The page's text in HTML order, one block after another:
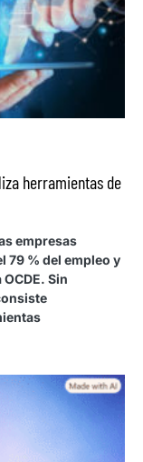
herramientas de
empresas
79 % del empleo y
Sin